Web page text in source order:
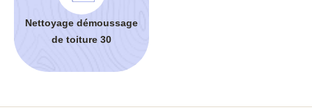
Nettoyage démoussage
de toiture 30